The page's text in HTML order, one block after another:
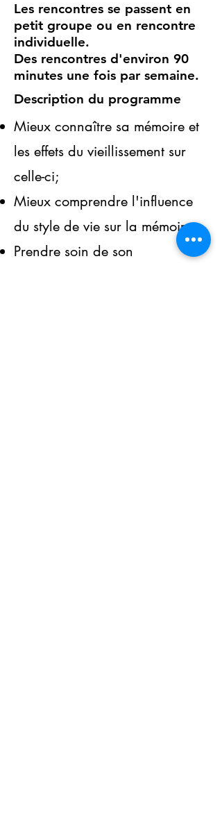
Les rencontres se passent en
petit groupe ou en rencontre
individuelle.
Des rencontres d'environ 90
minutes une fois par semaine.
Description du programme
Mieux connaître sa mémoire et
les effets du vieillissement sur
celle-ci;
Mieux comprendre l'influence
du style de vie sur la mémoire;
Prendre soin de son